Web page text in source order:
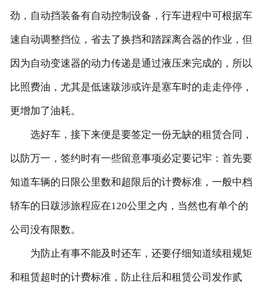
劲，自动挡装备有自动控制设备，行车进程中可根据车
速自动调整挡位，省去了换挡和踏踩离合器的作业，但
因为自动变速器的动力传递是通过液压来完成的，所以
比照费油，尤其是低速跋涉或许是塞车时的走走停停，
更增加了油耗。
选好车，接下来便是要签定一份无缺的租赁合同，
以防万一，签约时有一些留意事项必定要记牢：首先要
知道车辆的日限公里数和超限后的计费标准，一般中档
轿车的日跋涉旅程应在120公里之内，当然也有单个的
公司没有限数。
为防止有事不能及时还车，还要仔细知道续租规矩
和租赁超时的计费标准，防止往后和租赁公司发作贰